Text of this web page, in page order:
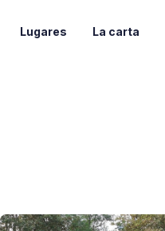
Lugares La carta